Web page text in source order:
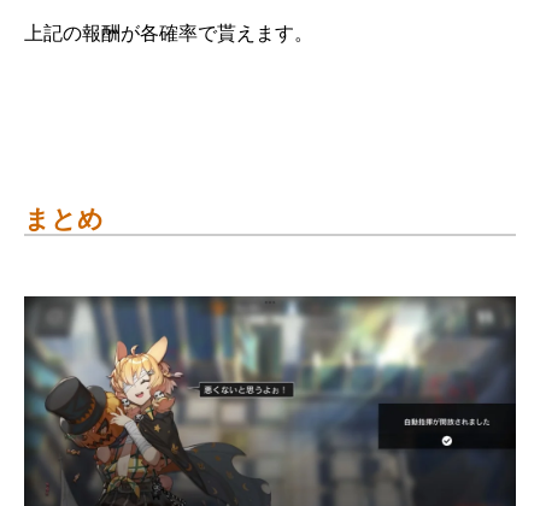
上記の報酬が各確率で貰えます。
まとめ